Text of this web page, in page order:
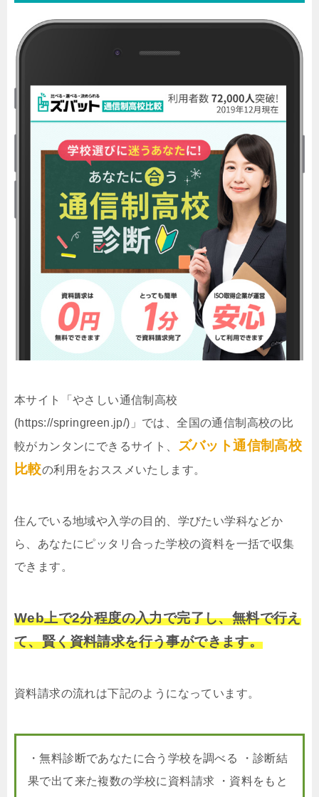
本サイト「やさしい通信制高校
(https://springreen.jp/)」では、全国の通信制高校の比
較がカンタンにできるサイト、
ズバット通信制高校
比較の利用をおススメいたします。
住んでいる地域や入学の目的、学びたい学科などか
ら、あなたにピッタリ合った学校の資料を一括で収集
できます。
Web上で2分程度の入力で完了し、無料で行え
て、賢く資料請求を行う事ができます。
資料請求の流れは下記のようになっています。
・無料診断であなたに合う学校を調べる ・診断結
果で出て来た複数の学校に資料請求 ・資料をもと